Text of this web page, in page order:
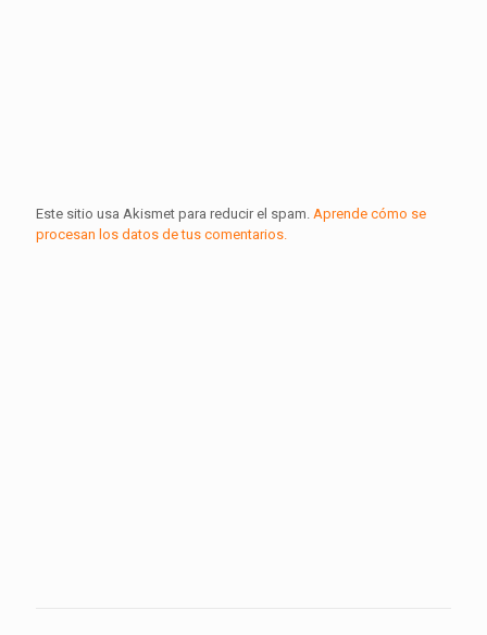
Este sitio usa Akismet para reducir el spam. Aprende cómo se
procesan los datos de tus comentarios.